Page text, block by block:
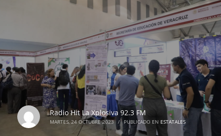
Radio Hit La Xplosiva 92.3 FM
MARTES, 24 OCTUBRE 2023 / PUBLICADO EN ESTATALES